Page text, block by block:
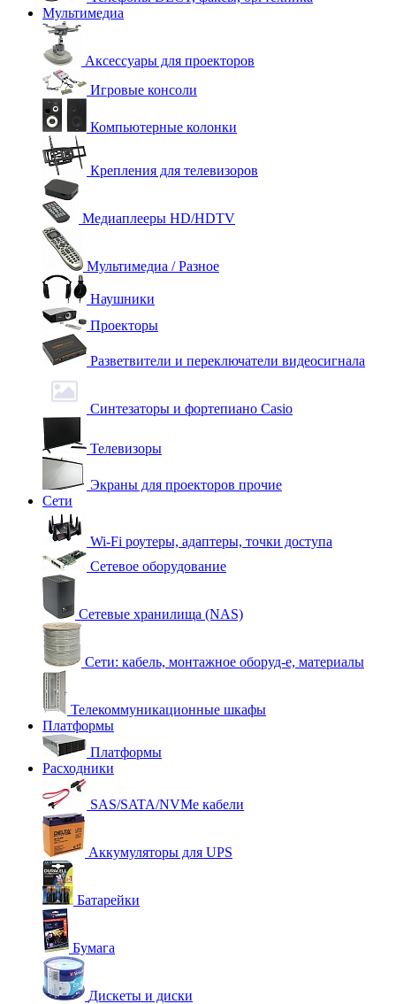
Мультимедиа
Аксессуары для проекторов
Игровые консоли
Компьютерные колонки
Крепления для телевизоров
Медиаплееры HD/HDTV
Мультимедиа / Разное
Наушники
Проекторы
Разветвители и переключатели видеосигнала
Синтезаторы и фортепиано Casio
Телевизоры
Экраны для проекторов прочие
Сети
Wi-Fi роутеры, адаптеры, точки доступа
Сетевое оборудование
Сетевые хранилища (NAS)
Сети: кабель, монтажное оборуд-е, материалы
Телекоммуникационные шкафы
Платформы
Платформы
Расходники
SAS/SATA/NVMe кабели
Аккумуляторы для UPS
Батарейки
Бумага
Дискеты и диски